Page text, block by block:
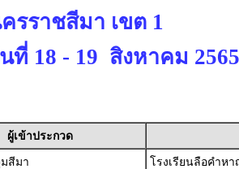
รราชสีมา เขต 1
ที่ 18 - 19 สิงหาคม 2565
ผู้เข้าประกวด
สีมา
โรงเรียนลือคำห